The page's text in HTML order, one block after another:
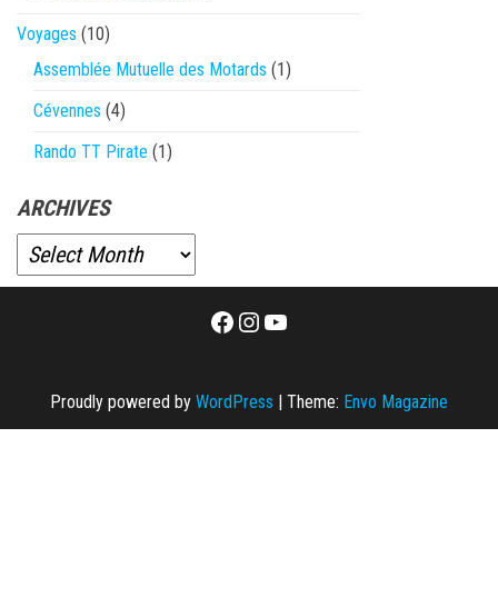
Voyages (10)
Assemblée Mutuelle des Motards (1)
Cévennes (4)
Rando TT Pirate (1)
ARCHIVES
Facebook
Instagram
YouTube
Proudly powered by WordPress | Theme: Envo Magazine